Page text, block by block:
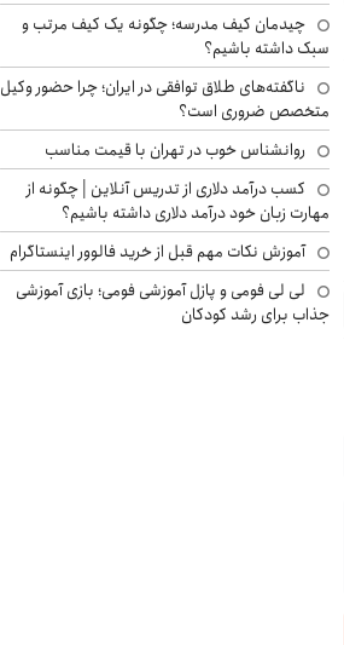
چیدمان کیف مدرسه؛ چگونه یک کیف مرتب و
سبک داشته باشیم؟
ناگفته‌های طلاق توافقی در ایران؛ چرا حضور وکیل
متخصص ضروری است؟
روانشناس خوب در تهران با قیمت مناسب
کسب درآمد دلاری از تدریس آنلاین | چگونه از
مهارت زبان خود درآمد دلاری داشته باشیم؟
آموزش نکات مهم قبل از خرید فالوور اینستاگرام
لی لی فومی و پازل آموزشی فومی؛ بازی آموزشی
جذاب برای رشد کودکان